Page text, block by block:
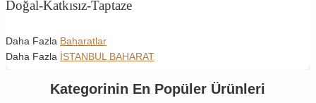
Doğal-Katkısız-Taptaze
Daha Fazla Baharatlar
Daha Fazla İSTANBUL BAHARAT
Kategorinin En Popüler Ürünleri